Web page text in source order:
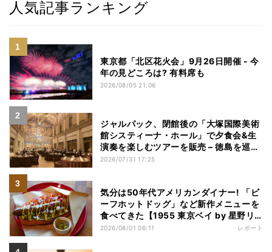
人気記事ランキング
東京都「北区花火会」9月26日開催 - 今
年の見どころは? 有料席も
2026/08/05 21:06
ジャルパック、閉館後の「大塚国際美術
館システィーナ・ホール」で夕食会&生
演奏を楽しむツアーを販売 – 徳島を巡る
5つのコース
2026/07/31 17:25
気分は50年代アメリカンダイナー! 「ビ
ーフホットドッグ」など新作メニューを
食べてきた【1955 東京ベイ by 星野リ
ゾート宿泊レポ】
2026/08/01 06:11 レポート